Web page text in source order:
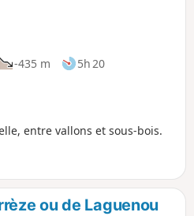
-435 m
5h 20
entre vallons et sous-bois.
ou de Laguenou